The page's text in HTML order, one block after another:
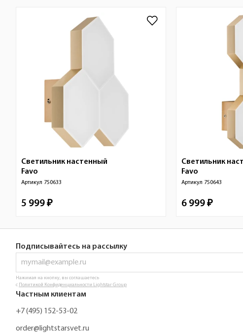
Светильник настенный
Favo
Артикул 750633
5 999 ₽
Светильник
Favo
Артикул 750643
6 999 ₽
Подписывайтесь на рассылку
Нажимая на кнопку, вы соглашаетесь
с Политикой Конфиденциальности Lightstar Group
Частным клиентам
+7 (495) 152-53-02
order@lightstarsvet.ru